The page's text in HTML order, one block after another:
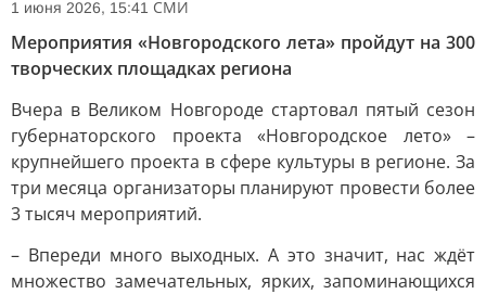
1 июня 2026, 15:41 СМИ
Мероприятия «Новгородского лета» пройдут на 300
творческих площадках региона
Вчера в Великом Новгороде стартовал пятый сезон
губернаторского проекта «Новгородское лето» –
крупнейшего проекта в сфере культуры в регионе. За
три месяца организаторы планируют провести более
3 тысяч мероприятий.
– Впереди много выходных. А это значит, нас ждёт
множество замечательных, ярких, запоминающихся